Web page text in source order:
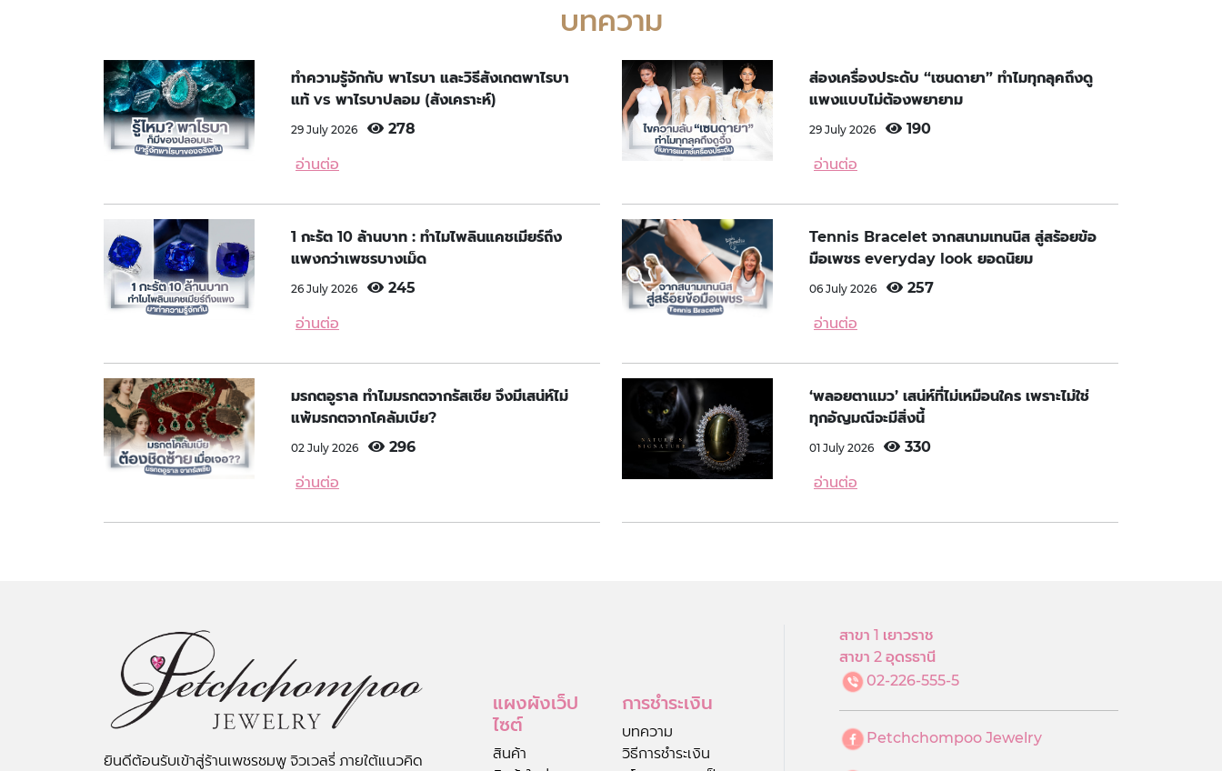
บทความ
ทำความรู้จักกับ พาไรบา และวิธีสังเกตพาไรบา
แท้ vs พาไรบาปลอม (สังเคราะห์)
29 July 2026 278
อ่านต่อ
ส่องเครื่องประดับ “เซนดายา” ทำไมทุกลุคถึงดู
แพงแบบไม่ต้องพยายาม
29 July 2026 190
อ่านต่อ
1 กะรัต 10 ล้านบาท : ทำไมไพลินแคชเมียร์ถึง
แพงกว่าเพชรบางเม็ด
26 July 2026 245
อ่านต่อ
Tennis Bracelet จากสนามเทนนิส สู่สร้อยข้อ
มือเพชร everyday look ยอดนิยม
06 July 2026 257
อ่านต่อ
มรกตอูราล ทำไมมรกตจากรัสเซีย จึงมีเสน่ห์ไม่
แพ้มรกตจากโคลัมเบีย?
02 July 2026 296
อ่านต่อ
‘พลอยตาแมว’ เสน่ห์ที่ไม่เหมือนใคร เพราะไม่ใช่
ทุกอัญมณีจะมีสิ่งนี้
01 July 2026 330
อ่านต่อ
ยินดีต้อนรับเข้าสู่ร้านเพชรชมพู จิวเวลรี่ ภายใต้แนวคิด
แผงผังเว็ป
ไซต์
สินค้า
การชำระเงิน
บทความ
วิธีการชำระเงิน
สาขา 1 เยาวราช
สาขา 2 อุดรธานี
02-226-555-5
Petchchompoo Jewelry